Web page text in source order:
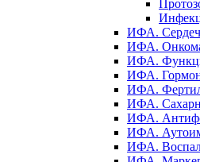
ИФА.
ИФА.
ИФА.
ИФА.
ИФА.
ИФА.
ИФА.
ИФА.
ИФА.